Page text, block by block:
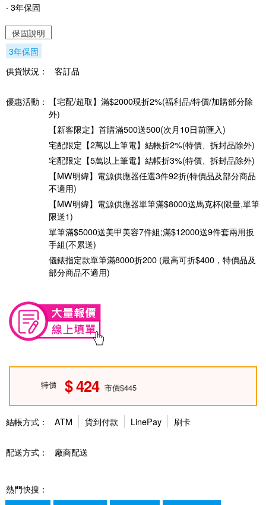
‧ 3年保固
保固說明
3年保固
供貨狀況：
客訂品
優惠活動：
【宅配/超取】滿$2000現折2%(福利品/特價/加購部分除
外)
【新客限定】首購滿500送500(次月10日前匯入)
宅配限定【2萬以上筆電】結帳折2%(特價、拆封品除外)
宅配限定【5萬以上筆電】結帳折3%(特價、拆封品除外)
【MW明緯】電源供應器任選3件92折(特價品及部分商品
不適用)
【MW明緯】電源供應器單筆滿$8000送馬克杯(限量,單筆
限送1)
單筆滿$5000送美甲美容7件組;滿$12000送9件套兩用扳
手組(不累送)
儀錶指定款單筆滿8000折200 (最高可折$400，特價品及
部分商品不適用)
特價 424 市價$445
結帳方式： ATM 貨到付款 LinePay 刷卡
配送方式： 廠商配送
熱門快搜：